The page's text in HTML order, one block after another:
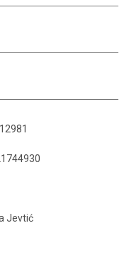
Jevtić